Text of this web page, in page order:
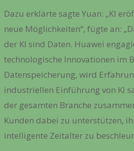
Dazu erklärte sagte Yuan: „KI
neue Möglichkeiten“, fügte an:
der KI sind Daten. Huawei
technologische Innovationen im
Datenspeicherung, wird
industriellen Einführung von KI
der gesamten Branche
Kunden dabei zu unterstützen,
intelligente Zeitalter zu